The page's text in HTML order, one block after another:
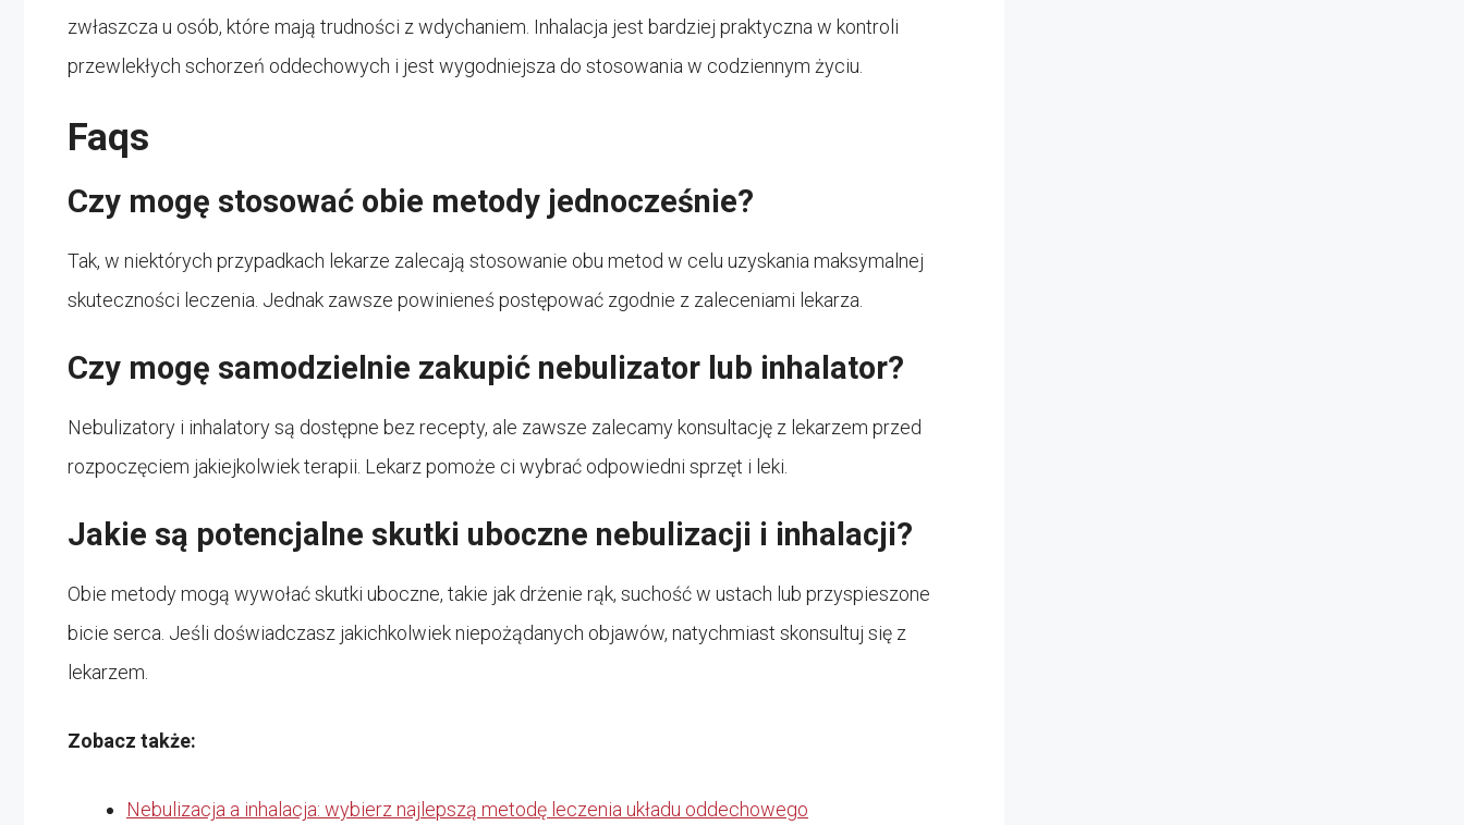
zwłaszcza u osób, które mają trudności z wdychaniem. Inhalacja jest bardziej praktyczna w kontroli
przewlekłych schorzeń oddechowych i jest wygodniejsza do stosowania w codziennym życiu.
Faqs
Czy mogę stosować obie metody jednocześnie?
Tak, w niektórych przypadkach lekarze zalecają stosowanie obu metod w celu uzyskania maksymalnej
skuteczności leczenia. Jednak zawsze powinieneś postępować zgodnie z zaleceniami lekarza.
Czy mogę samodzielnie zakupić nebulizator lub inhalator?
Nebulizatory i inhalatory są dostępne bez recepty, ale zawsze zalecamy konsultację z lekarzem przed
rozpoczęciem jakiejkolwiek terapii. Lekarz pomoże ci wybrać odpowiedni sprzęt i leki.
Jakie są potencjalne skutki uboczne nebulizacji i inhalacji?
Obie metody mogą wywołać skutki uboczne, takie jak drżenie rąk, suchość w ustach lub przyspieszone
bicie serca. Jeśli doświadczasz jakichkolwiek niepożądanych objawów, natychmiast skonsultuj się z
lekarzem.
Zobacz także:
Nebulizacja a inhalacja: wybierz najlepszą metodę leczenia układu oddechowego